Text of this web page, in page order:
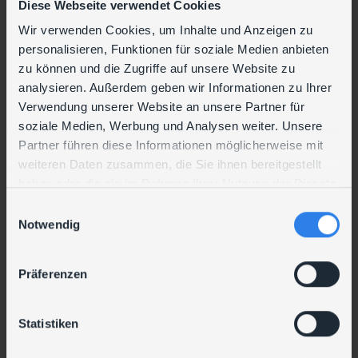
Diese Webseite verwendet Cookies
Wir verwenden Cookies, um Inhalte und Anzeigen zu
personalisieren, Funktionen für soziale Medien anbieten
zu können und die Zugriffe auf unsere Website zu
analysieren. Außerdem geben wir Informationen zu Ihrer
Verwendung unserer Website an unsere Partner für
soziale Medien, Werbung und Analysen weiter. Unsere
Partner führen diese Informationen möglicherweise mit
weiteren Daten zusammen, die Sie ihnen bereitgestellt
Notwendig
Präferenzen
Statistiken
ERFOLGSFAKTOREN
Ihre Erfolgsfaktoren
Automatisierte, wiederholbare Abläufe – weniger
Fehler, mehr Effizienz
Planbare Wartungsfenster – Kontrolle statt
Überraschung
Zentrale Übersicht – Patch-Status auf einen Blick
Flexibel nach Rollen, Clustern und Gruppen steuerbar